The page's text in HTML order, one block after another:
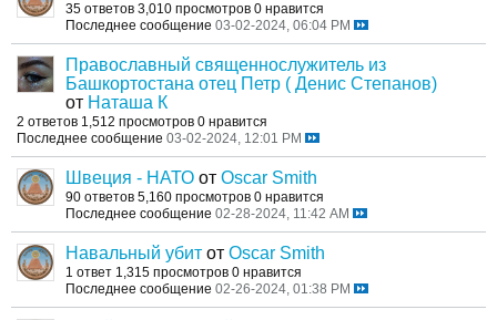
35 ответов 3,010 просмотров 0 нравится
Последнее сообщение 03-02-2024, 06:04 PM
Православный священнослужитель из
Башкортостана отец Петр ( Денис Степанов)
от Наташа К
2 ответов 1,512 просмотров 0 нравится
Последнее сообщение 03-02-2024, 12:01 PM
Швеция - НАТО от Oscar Smith
90 ответов 5,160 просмотров 0 нравится
Последнее сообщение 02-28-2024, 11:42 AM
Навальный убит от Oscar Smith
1 ответ 1,315 просмотров 0 нравится
Последнее сообщение 02-26-2024, 01:38 PM